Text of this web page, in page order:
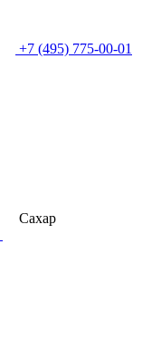
+7 (495) 775-00-01
Сахар